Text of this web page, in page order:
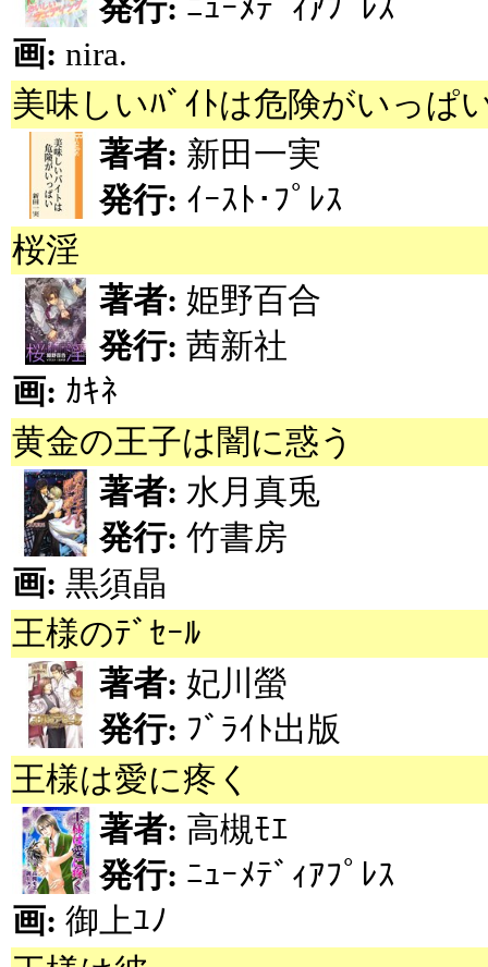
発行: ﾆｭｰﾒﾃﾞｨｱﾌﾟﾚｽ
画: nira.
美味しいﾊﾞｲﾄは危険がいっぱ
著者: 新田一実
発行: ｲｰｽﾄ･ﾌﾟﾚｽ
桜淫
著者: 姫野百合
発行: 茜新社
画: ｶｷﾈ
黄金の王子は闇に惑う
著者: 水月真兎
発行: 竹書房
画: 黒須晶
王様のﾃﾞｾｰﾙ
著者: 妃川螢
発行: ﾌﾞﾗｲﾄ出版
王様は愛に疼く
著者: 高槻ﾓｴ
発行: ﾆｭｰﾒﾃﾞｨｱﾌﾟﾚｽ
画: 御上ﾕﾉ